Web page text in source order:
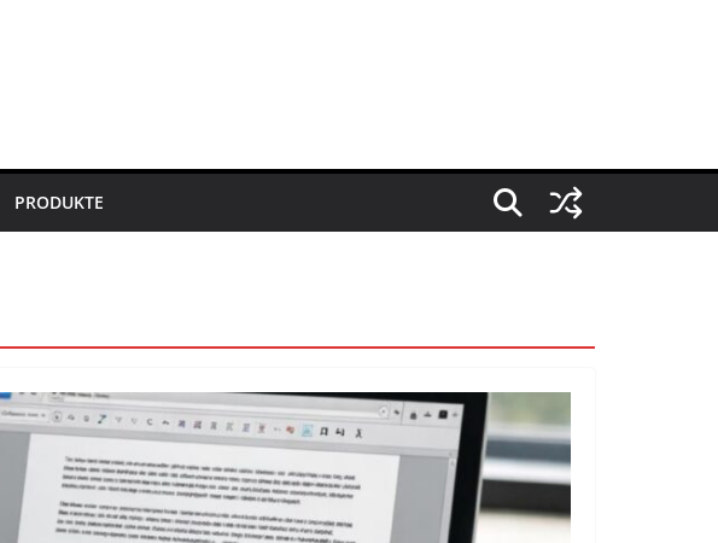
PRODUKTE